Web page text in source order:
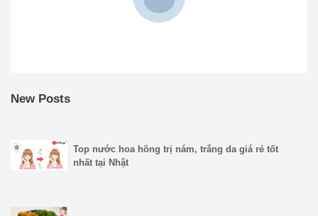
New Posts
Top nước hoa hồng trị nám, trắng da giá rẻ tốt
nhất tại Nhật